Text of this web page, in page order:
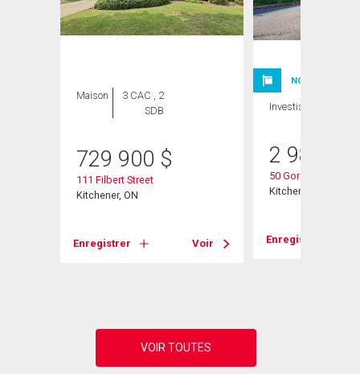
Maison
3 CAC , 2
SDB
729 900 $
111 Filbert Street
Kitchener, ON
Enregistrer Voir
NOUVELLE
Investissement
2 980
50 Gordon Avenue
Kitchener, ON
Enregistrer